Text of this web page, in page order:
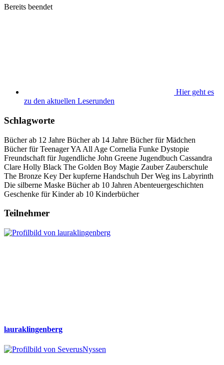
Bereits beendet
Hier geht es
zu den aktuellen Leserunden
Schlagworte
Bücher ab 12 Jahre Bücher ab 14 Jahre Bücher für Mädchen
Bücher für TeenagerYA All Age Cornelia Funke Dystopie
Freundschaft für Jugendliche John Greene Jugendbuch Cassandra
Clare Holly Black The Golden Boy Magie Zauber Zauberschule
The Bronze Key Der kupferne Handschuh Der Weg ins Labyrinth
Die silberne Maske Bücher ab 10 Jahren Abenteuergeschichten
Geschenke für Kinder ab 10 Kinderbücher
Teilnehmer
lauraklingenberg